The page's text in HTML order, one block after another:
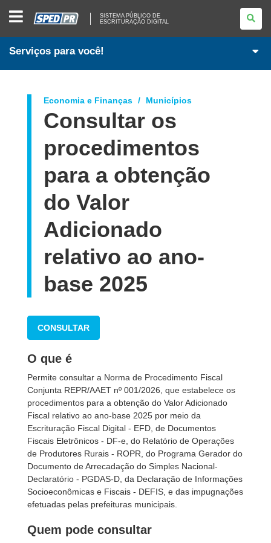
PÚBLICO
DE
ESCRITURAÇÃO
SISTEMA PÚBLICO DE
ESCRITURAÇÃO DIGITAL
Serviços para você!
Economia e Finanças Municípios
Consultar os
procedimentos
para a obtenção
do Valor
Adicionado
relativo ao ano-
base 2025
CONSULTAR
O que é
Permite consultar a Norma de Procedimento Fiscal
Conjunta REPR/AAET nº 001/2026, que estabelece os
procedimentos para a obtenção do Valor Adicionado
Fiscal relativo ao ano-base 2025 por meio da
Escrituração Fiscal Digital - EFD, de Documentos
Fiscais Eletrônicos - DF-e, do Relatório de Operações
de Produtores Rurais - ROPR, do Programa Gerador do
Documento de Arrecadação do Simples Nacional-
Declaratório - PGDAS-D, da Declaração de Informações
Socioeconômicas e Fiscais - DEFIS, e das impugnações
efetuadas pelas prefeituras municipais.
Quem pode consultar